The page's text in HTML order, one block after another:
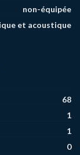
non-équipée
et acoustique
68
1
1
0